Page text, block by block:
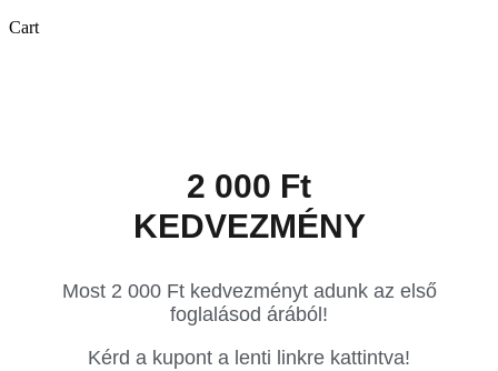
Cart
2 000 Ft
KEDVEZMÉNY
Most 2 000 Ft kedvezményt adunk az első
foglalásod árából!
Kérd a kupont a lenti linkre kattintva!